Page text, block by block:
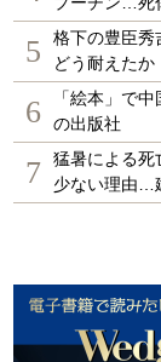
5
格下の豊臣秀
どう耐えたか
6
「絵本」で
の出版社
7
猛暑による死
少ない理由…